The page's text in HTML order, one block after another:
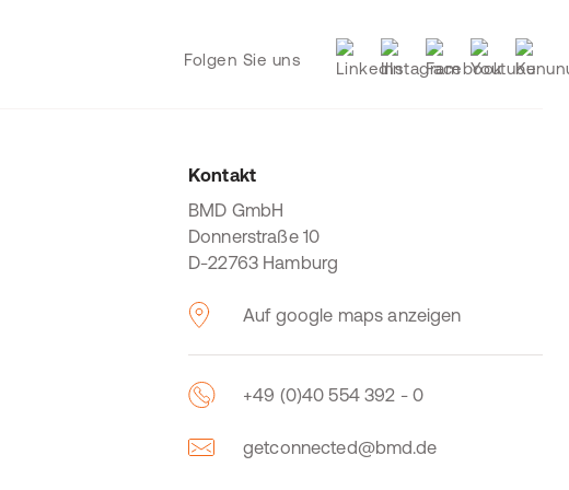
Folgen Sie uns
Kontakt
BMD GmbH
Donnerstraße 10
D-22763 Hamburg
Auf google maps anzeigen
+49 (0)40 554 392 - 0
getconnected@bmd.de